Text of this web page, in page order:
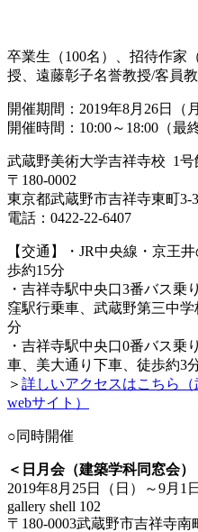
卒業生（100名）、招待作家
授、遠藤彰子名誉教授/客員
開催期間：2019年8月26日（
開催時間：10:00～18:00（最
武蔵野美術大学吉祥寺校 1号
〒180-0002
東京都武蔵野市吉祥寺東町3-
電話：0422-22-6407
【交通】・JR中央線・京王
歩約15分
・吉祥寺駅中央口3番バス乗
窪駅行乗車、武蔵野第三中
分
・吉祥寺駅中央口0番バス乗
車、美大通り下車、徒歩約3
＞ 詳しいアクセスはこちら
webサイト）
○同時開催
＜日月会（建築学科同窓会
2019年8月25日（日）～9月1
gallery shell 102
〒180-0003武蔵野市吉祥寺南